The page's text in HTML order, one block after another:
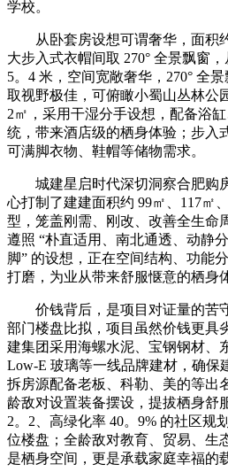
学校。
从卧套房设想可谓奢华，面积
大步入式衣帽间取 270° 全景飘窗
5。4 米，空间宽敞奢华，270° 全
取视野极佳，可俯瞰小蜀山丛林公
2㎡，采用干湿分手设想，配备浴
统，带来酒店级的栖身体验；步入
可满脚衣物、鞋帽等储物需求。
城建星启时代深切洞察合肥购
心打制了建建面积约 99㎡、117㎡
型，笼盖刚需、刚改、改善全生命
遵照 “朴直适用、南北通透、动静
脚” 的设想，正在空间结构、功能
打磨，为业从带来舒服惬意的栖身
价钱背后，是项目对证量的苦
部门楼盘比拟，项目虽然价钱更具
建集团采用海螺水泥、宝钢钢材、
Low-E 玻璃等一线品牌建材，确保
拆房源配备老板、科勒、美的等出
龄敌对设置装备摆设，提拔栖身舒
2。2、高绿化率 40。9% 的社区规
位楼盘；全龄敌对教育、贸易、生
是栖身空间，更是承载家庭幸福的